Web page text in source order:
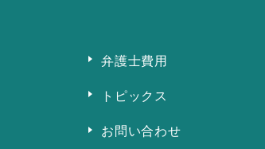
弁護士費用
トピックス
お問い合わせ